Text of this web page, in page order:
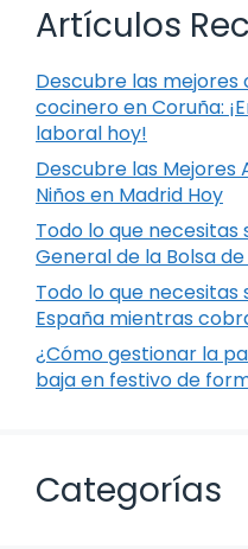
Artículos
Descubre las
cocinero en Coruña:
laboral hoy!
Descubre las
Niños en Madrid Hoy
Todo lo que
General de la Bolsa
Todo lo que
España mientras
¿Cómo gestionar la
baja en festivo de
Categorías